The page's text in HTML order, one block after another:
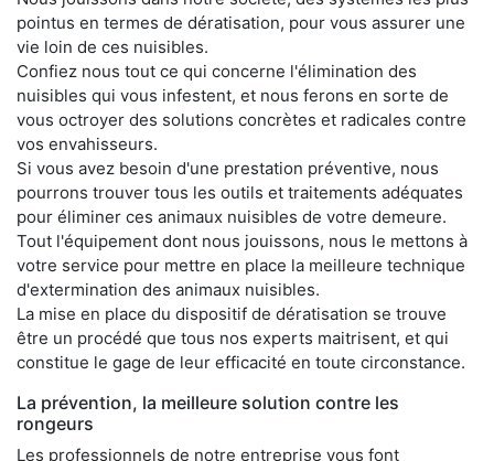
pointus en termes de dératisation, pour vous assurer une
vie loin de ces nuisibles.
Confiez nous tout ce qui concerne l'élimination des
nuisibles qui vous infestent, et nous ferons en sorte de
vous octroyer des solutions concrètes et radicales contre
vos envahisseurs.
Si vous avez besoin d'une prestation préventive, nous
pourrons trouver tous les outils et traitements adéquates
pour éliminer ces animaux nuisibles de votre demeure.
Tout l'équipement dont nous jouissons, nous le mettons à
votre service pour mettre en place la meilleure technique
d'extermination des animaux nuisibles.
La mise en place du dispositif de dératisation se trouve
être un procédé que tous nos experts maitrisent, et qui
constitue le gage de leur efficacité en toute circonstance.
La prévention, la meilleure solution contre les
rongeurs
Les professionnels de notre entreprise vous font